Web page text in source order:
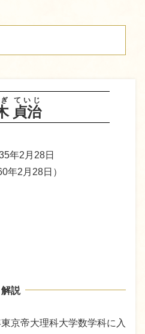
貞治
ていじ
年2月28日
年2月28日）
解説
京帝大理科大学数学科に入